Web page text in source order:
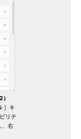
］キ
リテ
、右